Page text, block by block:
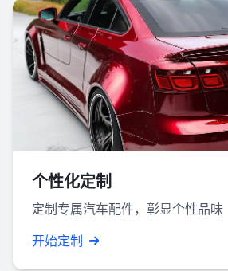
个性化定制
定制专属汽车配件，彰显个性品味
开始定制